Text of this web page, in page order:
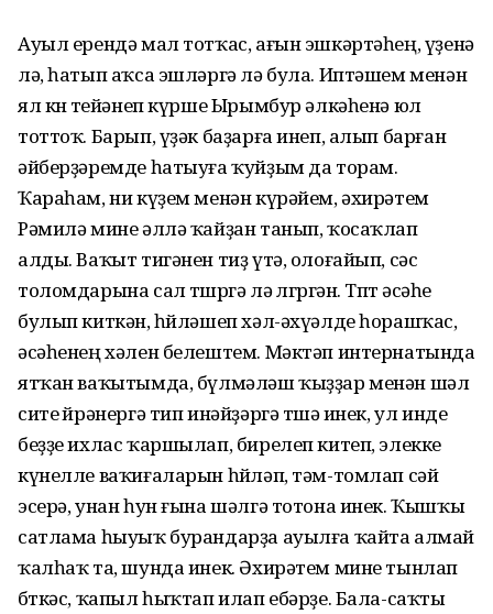
Ауыл ерендә мал тотҡас, ағын эшкәртәһең, үҙенә
лә, һатып аҡса эшләргә лә була. Иптәшем менән
ял көнө тейәнеп күрше Ырымбур әлкәһенә юл
тоттоҡ. Барып, үҙәк баҙарға инеп, алып барған
әйберҙәремде һатыуға ҡуйҙым да торам.
Ҡараһам, ни күҙем менән күрәйем, әхирәтем
Рәмилә мине әллә ҡайҙан танып, ҡосаҡлап
алды. Ваҡыт тигәнен тиҙ үтә, олоғайып, сәс
толомдарына сал төшөргә лә өлгөргән. Төптө әсәһе
булып киткән, һөйләшеп хәл-әхүәлде һорашҡас,
әсәһенең хәлен белештем. Мәктәп интернатында
ятҡан ваҡытымда, бүлмәләш ҡыҙҙар менән шәл
сите өйрәнергә тип инәйҙәргә төшә инек, ул инде
беҙҙе ихлас ҡаршылап, бирелеп китеп, элекке
күнелле ваҡиғаларын һөйләп, тәм-томлап сәй
эсерә, унан һун ғына шәлгә тотона инек. Ҡышҡы
сатлама һыуыҡ бурандарҙа ауылға ҡайта алмай
ҡалһаҡ та, шунда инек. Әхирәтем мине тынлап
бөткәс, ҡапыл һыҡтап илап ебәрҙе. Бала-саҡты